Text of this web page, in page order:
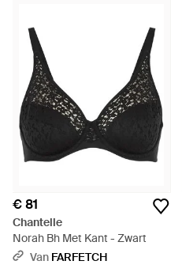
€ 81
Chantelle
Norah Bh Met Kant - Zwart
Van FARFETCH